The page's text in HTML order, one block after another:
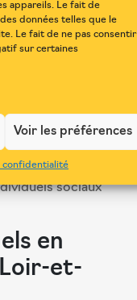
appareils. Le fait de
données telles que le
Le fait de ne pas consentir
sur certaines
Voir les préférences
confidentialité
des
de 5 logements
6 logements
sociaux
en
et-